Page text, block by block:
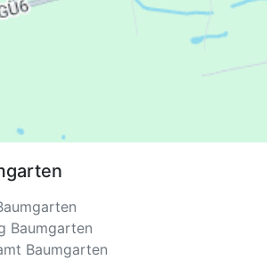
Baumgarten
Baumgarten